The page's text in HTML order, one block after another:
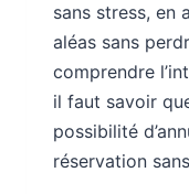
sans stress, en
aléas sans
comprendre
il faut savoir
possibilité
réservation